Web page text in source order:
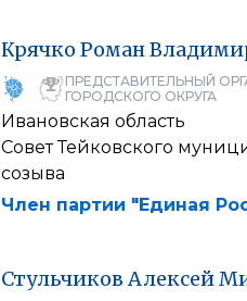
Крячко Роман
ПРЕДСТАВИТЕЛЬНЫЙ
ГОРОДСКОГО ОКРУГА
Ивановская область
Совет Тейковского
созыва
Член партии "Единая
Стульчиков Алексей